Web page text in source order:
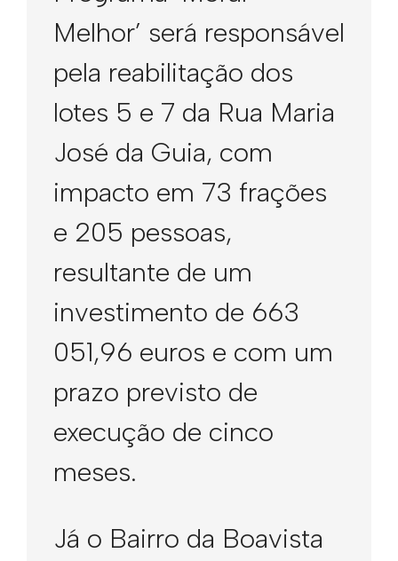
Melhor’ será responsável
pela reabilitação dos
lotes 5 e 7 da Rua Maria
José da Guia, com
impacto em 73 frações
e 205 pessoas,
resultante de um
investimento de 663
051,96 euros e com um
prazo previsto de
execução de cinco
meses.
Já o Bairro da Boavista